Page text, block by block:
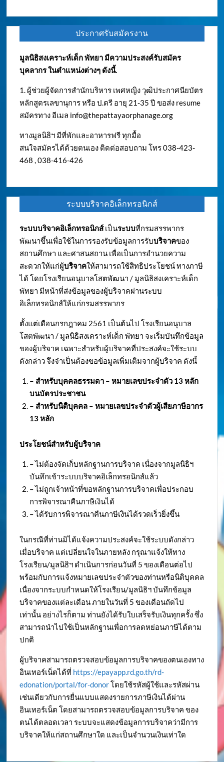
ประกาศรับสมัครงาน
มูลนิธิสงเคราะห์เด็ก พัทยา มีความประสงค์รับสมัคร
บุคลากร ในตำแหน่งต่างๆ ดังนี้.
1. ผู้ช่วยผู้จัดการสำนักบริหาร เพศหญิง วุฒิประกาศนียบัตร
หลักสูตรเลขานุการ หรือ ป.ตรี อายุ 21-35 ปี ขอส่ง resume
สมัครทาง อีเมล info@thepattayaorphanage.org
ทางมูลนิธิฯ มีที่พักและอาหารฟรี ทุกมื้อ
สนใจสมัครได้ด้วยตนเอง ติดต่อสอบถาม โทร 038-423-
468 , 038-416-426
ระบบบริจาคอิเล็กทรอนิกส์
ระบบบริจาคอิเล็กทรอนิกส์เป็นระบบที่กรมสรรพากร
พัฒนาขึ้นเพื่อใช้ในการรองรับข้อมูลการรับบริจาคของ
สถานศึกษา และศาสนสถาน เพื่อเป็นการอำนวยความ
สะดวกให้แก่ผู้บริจาคให้สามารถใช้สิทธิประโยชน์ ทางภาษี
ได้ โดยโรงเรียนอนุบาลโสตพัฒนา / มูลนิธิสงเคราะห์เด็ก
พัทยา มีหน้าที่ส่งข้อมูลของผู้บริจาคผ่านระบบ
อิเล็กทรอนิกส์ให้แก่กรมสรรพากร
ตั้งแต่เดือนกรกฎาคม 2561 เป็นต้นไป โรงเรียนอนุบาล
โสตพัฒนา / มูลนิธิสงเคราะห์เด็ก พัทยา จะเริ่มบันทึกข้อมูล
ของผู้บริจาค เฉพาะสำหรับผู้บริจาคที่ประสงค์จะใช้ระบบ
ดังกล่าว จึงจำเป็นต้องขอข้อมูลเพิ่มเติมจากผู้บริจาค ดังนี้
– สำหรับบุคคลธรรมดา – หมายเลขประจำตัว 13 หลัก
บนบัตรประชาชน
– สำหรับนิติบุคคล – หมายเลขประจำตัวผู้เสียภาษีอากร
13 หลัก
ประโยชน์สำหรับผู้บริจาค
– ไม่ต้องจัดเก็บหลักฐานการบริจาค เนื่องจากมูลนิธิฯ
บันทึกเข้าระบบบริจาคอิเล็กทรอนิกส์แล้ว
– ไม่ถูกเจ้าหน้าที่ขอหลักฐานการบริจาคเพื่อประกอบ
การพิจารณาคืนภาษีเงินได้
– ได้รับการพิจารณาคืนภาษีเงินได้รวดเร็วยิ่งขึ้น
ในกรณีที่ท่านมิได้แจ้งความประสงค์จะใช้ระบบดังกล่าว
เมื่อบริจาค แต่เปลี่ยนใจในภายหลัง กรุณาแจ้งให้ทาง
โรงเรียน/มูลนิธิฯ ดำเนินการก่อนวันที่ 5 ของเดือนต่อไป
พร้อมกับการแจ้งหมายเลขประจำตัวของท่านหรือนิติบุคคล
เนื่องจากระบบกำหนดให้โรงเรียน/มูลนิธิฯ บันทึกข้อมูล
บริจาคของแต่ละเดือน ภายในวันที่ 5 ของเดือนถัดไป
เท่านั้น อย่างไรก็ตาม ท่านยังได้รับใบเสร็จรับเงินทุกครั้ง ซึ่ง
สามารถนำไปใช้เป็นหลักฐานเพื่อการลดหย่อนภาษีได้ตาม
ปกติ
ผู้บริจาคสามารถตรวจสอบข้อมูลการบริจาคของตนเองทาง
อินเทอร์เน็ตได้ที่ https://epayapp.rd.go.th/rd-
edonation/portal/for-donorโดยใช้รหัสผู้ใช้และรหัสผ่าน
เช่นเดียวกับการยื่นแบบแสดงรายการภาษีเงินได้ผ่าน
อินเทอร์เน็ต โดยสามารถตรวจสอบข้อมูลการบริจาค ของ
ตนได้ตลอดเวลา ระบบจะแสดงข้อมูลการบริจาคว่ามีการ
บริจาคให้แก่สถานศึกษาใด และเป็นจำนวนเงินเท่าใด